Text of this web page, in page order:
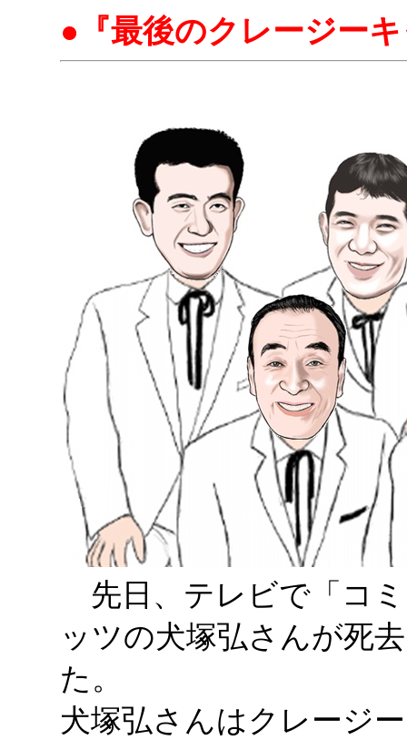
●『最後のクレージー
先日、テレビで「コ
ッツの犬塚弘さんが死
た。
犬塚弘さんはクレージ